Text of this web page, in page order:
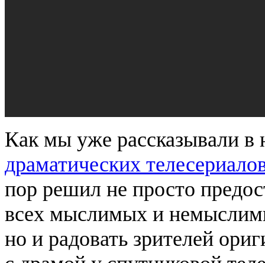
Как мы уже рассказывали
драматических
пор решил не просто
всех мыслимых и
но и радовать зрителей